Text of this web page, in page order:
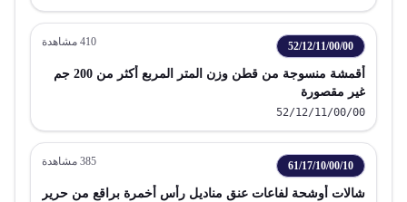
52/12/11/00/00
410 مشاهدة
أقمشة منسوجة من قطن وزن المتر المربع أكثر من 200 جم
غير مقصورة
52/12/11/00/00
61/17/10/00/10
385 مشاهدة
شالات أوشحة لفاعات عنق مناديل رأس أخمرة براقع من حرير